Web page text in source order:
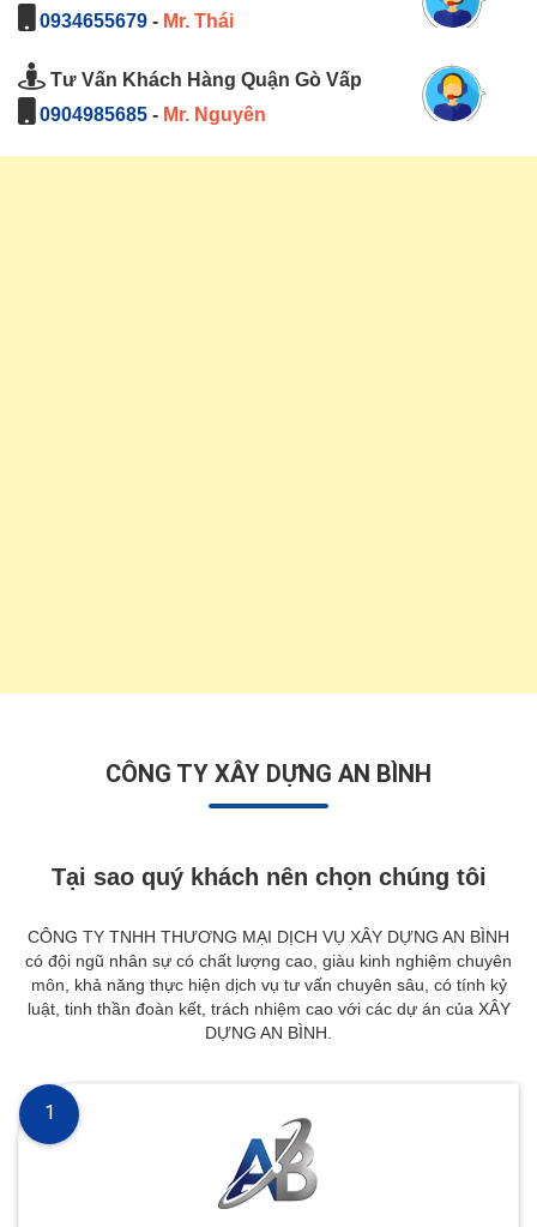
0934655679 - Mr. Thái
Tư Vấn Khách Hàng Quận Gò Vấp
0904985685 - Mr. Nguyên
CÔNG TY XÂY DỰNG AN BÌNH
Tại sao quý khách nên chọn chúng tôi
CÔNG TY TNHH THƯƠNG MẠI DỊCH VỤ XÂY DỰNG AN BÌNH
có đội ngũ nhân sự có chất lượng cao, giàu kinh nghiệm chuyên
môn, khả năng thực hiện dịch vụ tư vấn chuyên sâu, có tính kỷ
luật, tinh thần đoàn kết, trách nhiệm cao với các dự án của XÂY
DỰNG AN BÌNH.
1